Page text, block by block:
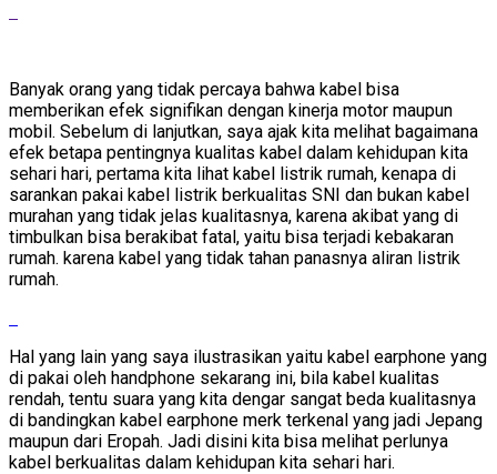
Banyak orang yang tidak percaya bahwa kabel bisa
memberikan efek signifikan dengan kinerja motor maupun
mobil. Sebelum di lanjutkan, saya ajak kita melihat bagaimana
efek betapa pentingnya kualitas kabel dalam kehidupan kita
sehari hari, pertama kita lihat kabel listrik rumah, kenapa di
sarankan pakai kabel listrik berkualitas SNI dan bukan kabel
murahan yang tidak jelas kualitasnya, karena akibat yang di
timbulkan bisa berakibat fatal, yaitu bisa terjadi kebakaran
rumah. karena kabel yang tidak tahan panasnya aliran listrik
rumah.
Hal yang lain yang saya ilustrasikan yaitu kabel earphone yang
di pakai oleh handphone sekarang ini, bila kabel kualitas
rendah, tentu suara yang kita dengar sangat beda kualitasnya
di bandingkan kabel earphone merk terkenal yang jadi Jepang
maupun dari Eropah. Jadi disini kita bisa melihat perlunya
kabel berkualitas dalam kehidupan kita sehari hari.